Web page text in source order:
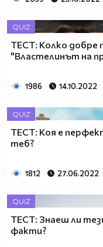
QUIZ
ТЕСТ: Колко добре
"Властелинът на
1986 14.10.2022
QUIZ
ТЕСТ: Коя е
теб?
1812 27.06.2022
QUIZ
ТЕСТ: Знаеш ли
факти?